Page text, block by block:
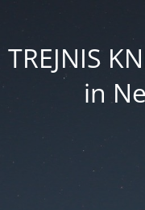
TREJNIS
in